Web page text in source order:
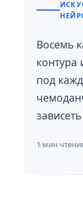
Восемь
контура
под
1 мин